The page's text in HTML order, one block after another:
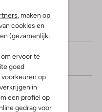
, maken op
cookies en
(gezamenlijk:
ervoor te
goed
op
in
een profiel op
gedrag voor
3/5